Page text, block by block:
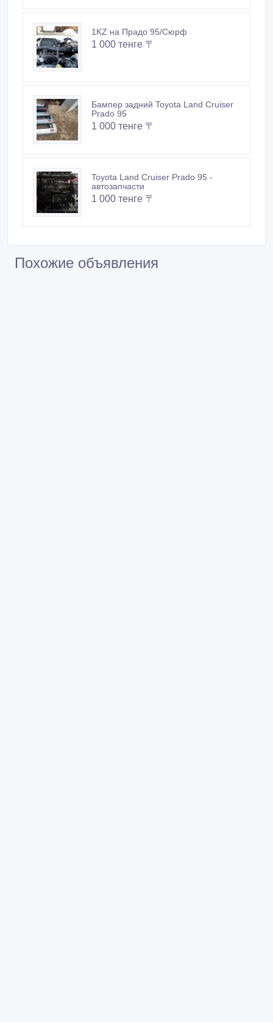
1KZ на Прадо 95/Сюрф
1 000 тенге 〒
Бампер задний Toyota Land Cruiser
Prado 95
1 000 тенге 〒
Toyota Land Cruiser Prado 95 -
автозапчасти
1 000 тенге 〒
Похожие объявления